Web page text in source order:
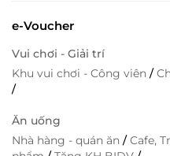
e-Voucher
Vui chơi - Giải trí
Khu vui chơi - Công viên /
/
Ăn uống
Nhà hàng - quán ăn /Cafe,